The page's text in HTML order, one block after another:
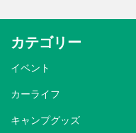
カテゴリー
イベント
カーライフ
キャンプグッズ